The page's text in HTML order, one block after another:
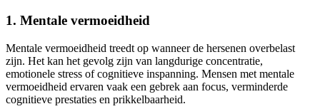
1. Mentale vermoeidheid
Mentale vermoeidheid treedt op wanneer de hersenen overbelast
zijn. Het kan het gevolg zijn van langdurige concentratie,
emotionele stress of cognitieve inspanning. Mensen met mentale
vermoeidheid ervaren vaak een gebrek aan focus, verminderde
cognitieve prestaties en prikkelbaarheid.